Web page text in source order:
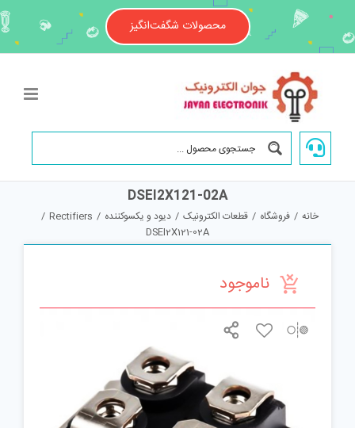
content
محصولات شگفت‌انگیز
DSEI2X121-02A
خانه / فروشگاه / قطعات الکترونیک / دیود و یکسوکننده /
Rectifiers
/
DSEI2X121-02A
ناموجود